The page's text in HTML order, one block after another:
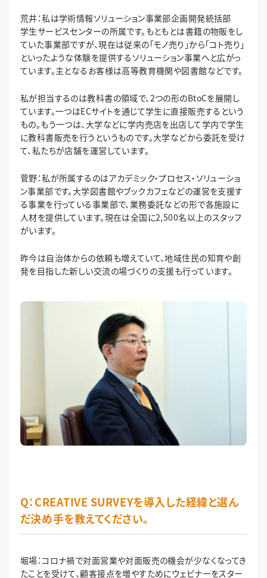
荒井：私は学術情報ソリューション事業部企画開発統括部
学生サービスセンターの所属です。もともとは書籍の物販をし
ていた事業部ですが、現在は従来の「モノ売り」から「コト売り」
といったような体験を提供するソリューション事業へと広がっ
ています。主となるお客様は高等教育機関や図書館などです。
私が担当するのは教科書の領域で、2つの形のBtoCを展開し
ています。一つはECサイトを通じて学生に直接販売するという
もの。もう一つは、大学などに学内売店を出店して学内で学生
に教科書販売を行うというものです。大学などから委託を受け
て、私たちが店舗を運営しています。
菅野：私が所属するのはアカデミック・プロセス・ソリューショ
ン事業部です。大学図書館やブックカフェなどの運営を支援す
る事業を行っている事業部で、業務委託などの形で各施設に
人材を提供しています。現在は全国に2,500名以上のスタッフ
がいます。
昨今は自治体からの依頼も増えていて、地域住民の知育や創
発を目指した新しい交流の場づくりの支援も行っています。
Q：CREATIVE SURVEYを導入した経緯と選ん
だ決め手を教えてください。
堀場：コロナ禍で対面営業や対面販売の機会が少なくなってき
たことを受けて、顧客接点を増やすためにウェビナーをスター